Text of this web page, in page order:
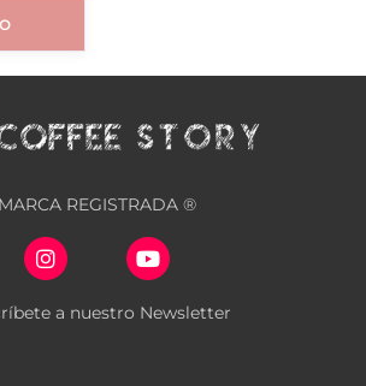
MARCA REGISTRADA ®
a nuestro Newsletter